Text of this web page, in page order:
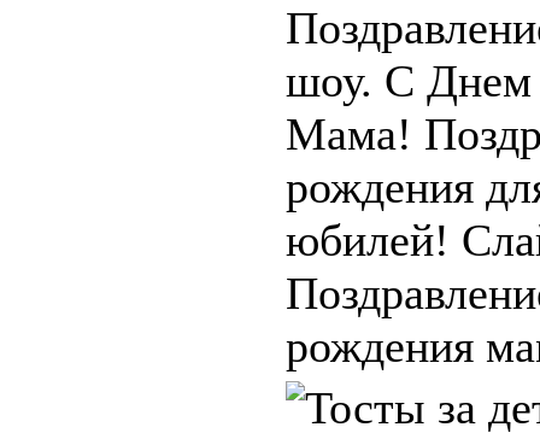
шоу. С Днем
Мама!
рождения
юбилей!
рождения